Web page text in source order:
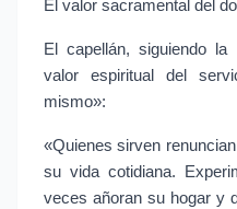
El valor sacramental del
El capellán, siguiendo
valor espiritual del
mismo»:
«Quienes sirven
su vida cotidiana.
veces añoran su hogar y